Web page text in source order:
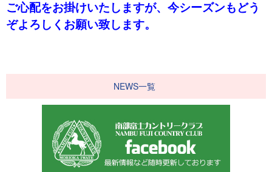
ご心配をお掛けいたしますが、今シーズンもどう
ぞよろしくお願い致します。
NEWS一覧